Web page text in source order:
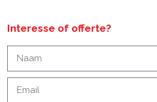
Interesse of offerte?